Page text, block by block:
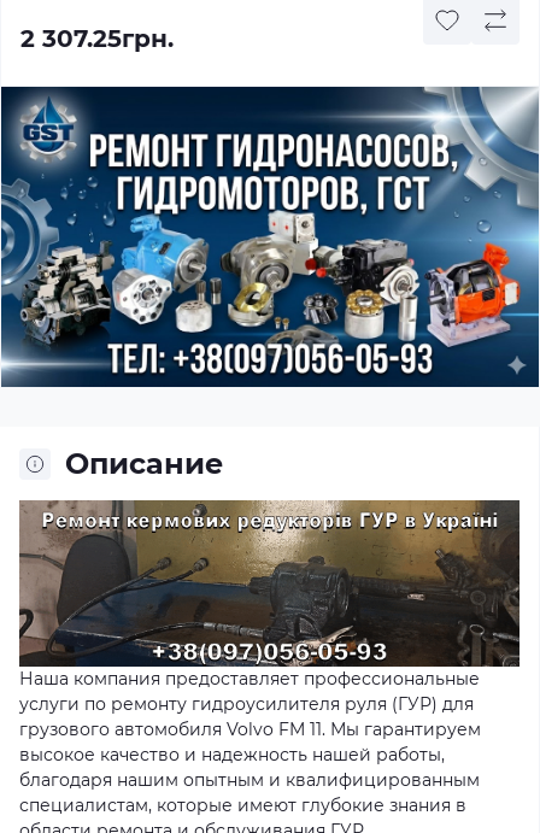
2 307.25грн.
Описание
Наша компания предоставляет профессиональные
услуги по ремонту гидроусилителя руля (ГУР) для
грузового автомобиля Volvo FM 11. Мы гарантируем
высокое качество и надежность нашей работы,
благодаря нашим опытным и квалифицированным
специалистам, которые имеют глубокие знания в